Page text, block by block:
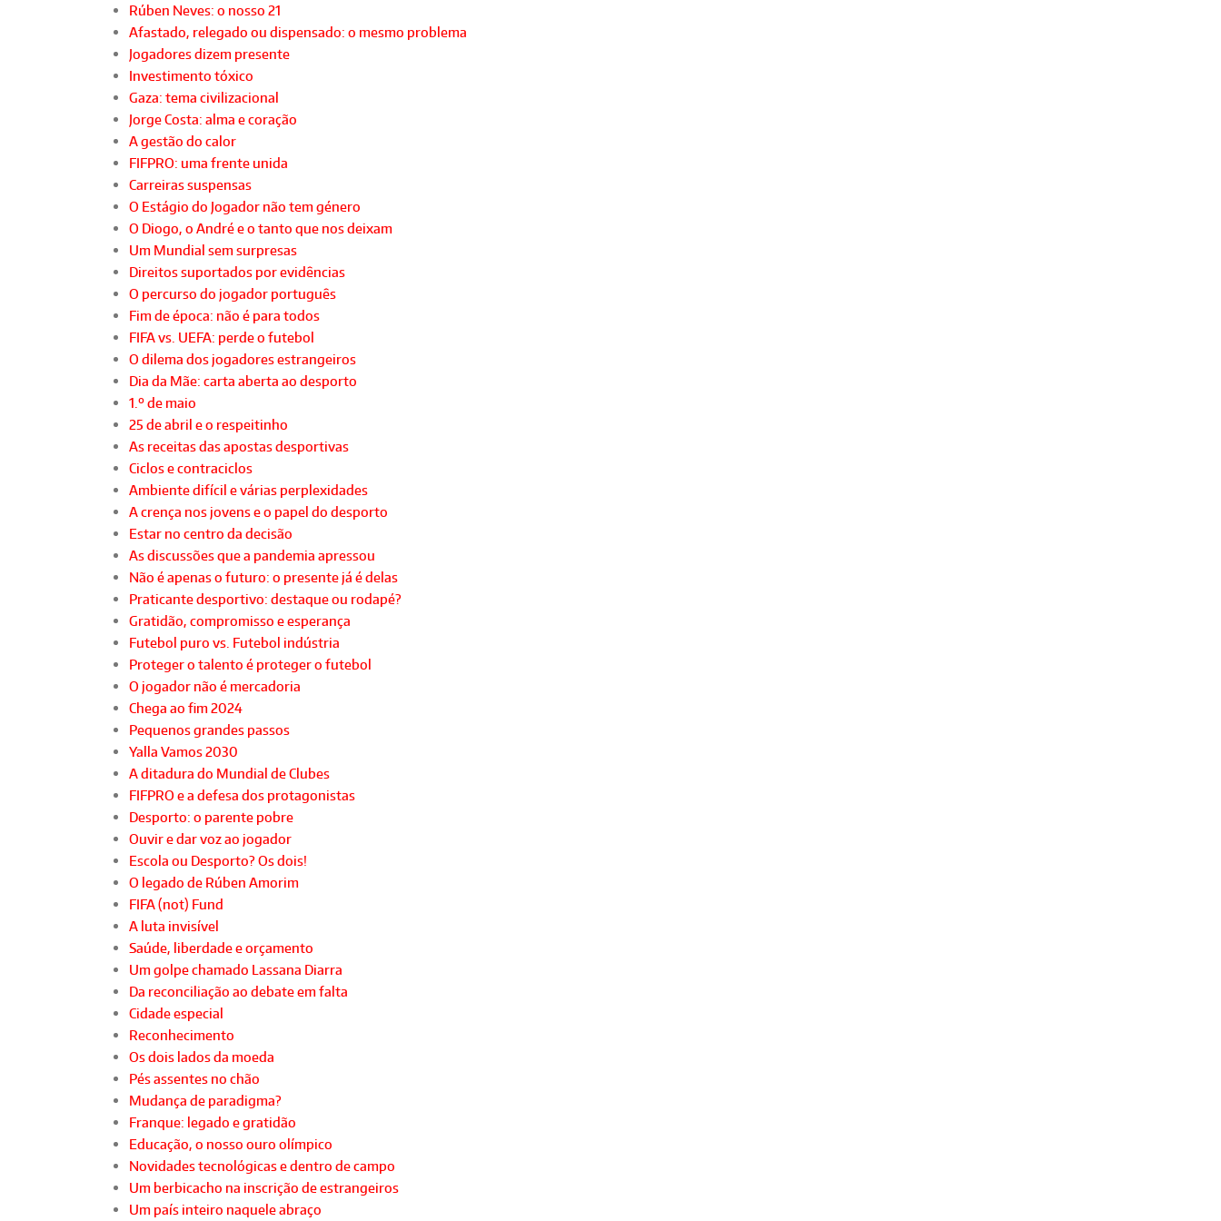
Rúben Neves: o nosso 21
Afastado, relegado ou dispensado: o mesmo problema
Jogadores dizem presente
Investimento tóxico
Gaza: tema civilizacional
Jorge Costa: alma e coração
A gestão do calor
FIFPRO: uma frente unida
Carreiras suspensas
O Estágio do Jogador não tem género
O Diogo, o André e o tanto que nos deixam
Um Mundial sem surpresas
Direitos suportados por evidências
O percurso do jogador português
Fim de época: não é para todos
FIFA vs. UEFA: perde o futebol
O dilema dos jogadores estrangeiros
Dia da Mãe: carta aberta ao desporto
1.º de maio
25 de abril e o respeitinho
As receitas das apostas desportivas
Ciclos e contraciclos
Ambiente difícil e várias perplexidades
A crença nos jovens e o papel do desporto
Estar no centro da decisão
As discussões que a pandemia apressou
Não é apenas o futuro: o presente já é delas
Praticante desportivo: destaque ou rodapé?
Gratidão, compromisso e esperança
Futebol puro vs. Futebol indústria
Proteger o talento é proteger o futebol
O jogador não é mercadoria
Chega ao fim 2024
Pequenos grandes passos
Yalla Vamos 2030
A ditadura do Mundial de Clubes
FIFPRO e a defesa dos protagonistas
Desporto: o parente pobre
Ouvir e dar voz ao jogador
Escola ou Desporto? Os dois!
O legado de Rúben Amorim
FIFA (not) Fund
A luta invisível
Saúde, liberdade e orçamento
Um golpe chamado Lassana Diarra
Da reconciliação ao debate em falta
Cidade especial
Reconhecimento
Os dois lados da moeda
Pés assentes no chão
Mudança de paradigma?
Franque: legado e gratidão
Educação, o nosso ouro olímpico
Novidades tecnológicas e dentro de campo
Um berbicacho na inscrição de estrangeiros
Um país inteiro naquele abraço